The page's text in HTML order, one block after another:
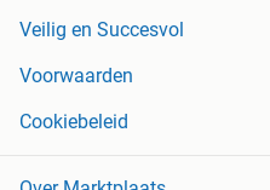
Veilig en Succesvol
Voorwaarden
Cookiebeleid